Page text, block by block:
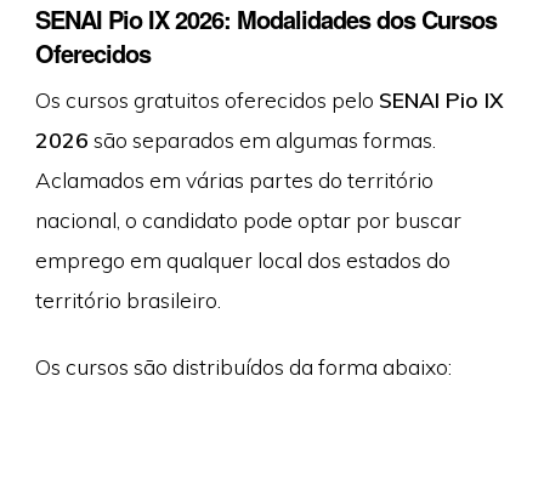
SENAI Pio IX 2026: Modalidades dos Cursos
Oferecidos
Os cursos gratuitos oferecidos pelo SENAI Pio IX
2026 são separados em algumas formas.
Aclamados em várias partes do território
nacional, o candidato pode optar por buscar
emprego em qualquer local dos estados do
território brasileiro.
Os cursos são distribuídos da forma abaixo: